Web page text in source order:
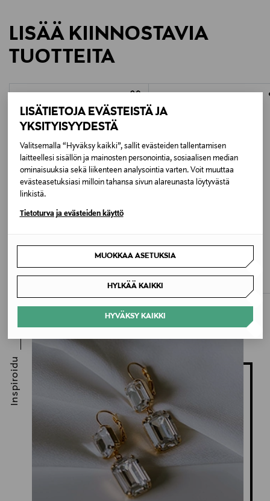
LISÄTIETOJA EVÄSTEISTÄ JA
YKSITYISYYDESTÄ
Valitsemalla “Hyväksy kaikki”, sallit evästeiden tallentamisen
laitteellesi sisällön ja mainosten personointia, sosiaalisen median
ominaisuuksia sekä liikenteen analysointia varten. Voit muuttaa
evästeasetuksiasi milloin tahansa sivun alareunasta löytyvästä
linkistä.
Tietoturva ja evästeiden käyttö
MUOKKAA ASETUKSIA
HYLKÄÄ KAIKKI
HYVÄKSY KAIKKI
Kalevala Originals
Valmistaja
LISÄÄ KIINNOSTAVIA
TUOTTEITA
Inspiroidu